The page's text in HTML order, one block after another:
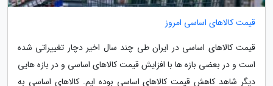
قیمت کالاهای اساسی امروز
قیمت کالاهای اساسی در ایران طی چند سال اخیر دچار تغییراتی شده
است و در بعضی بازه ها با افزایش قیمت کالاهای اساسی و در بازه هایی
دیگر شاهد کاهش قیمت کالاهای اساسی بوده ایم. کالاهای اساسی به